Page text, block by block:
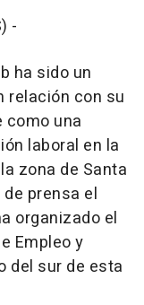
-
ha sido un
relación con su
como una
laboral en la
zona de Santa
prensa el
organizado el
Empleo y
del sur de esta